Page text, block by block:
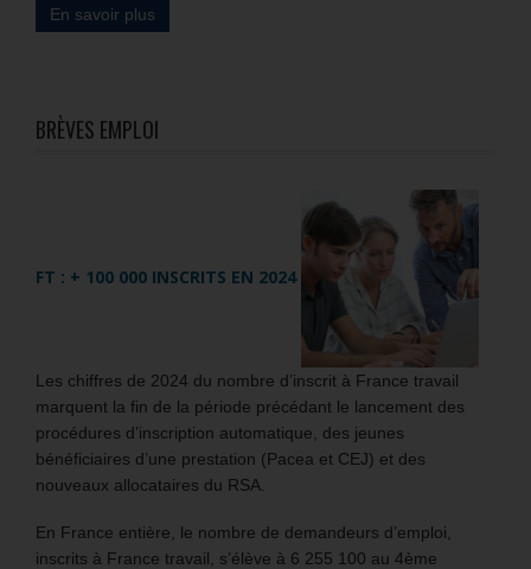
En savoir plus
BRÈVES EMPLOI
FT : + 100 000 INSCRITS EN 2024
Les chiffres de 2024 du nombre d’inscrit à France travail
marquent la fin de la période précédant le lancement des
procédures d’inscription automatique, des jeunes
bénéficiaires d’une prestation (Pacea et CEJ) et des
nouveaux allocataires du RSA.
En France entière, le nombre de demandeurs d’emploi,
inscrits à France travail, s’élève à 6 255 100 au 4ème